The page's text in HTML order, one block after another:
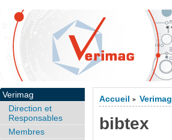
Accueil > Verimag
bibtex
Verimag
Direction et
Responsables
Membres